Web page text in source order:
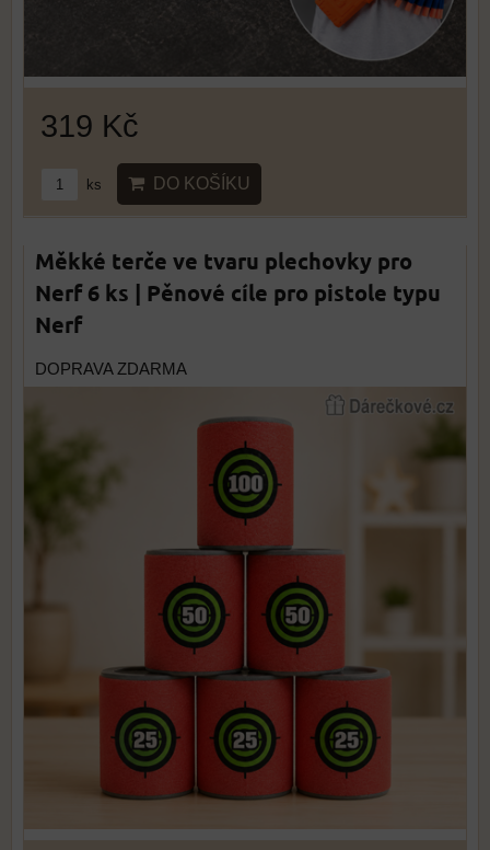
319 Kč
ks DO KOŠÍKU
Měkké terče ve tvaru plechovky pro
Nerf 6 ks | Pěnové cíle pro pistole typu
Nerf
DOPRAVA ZDARMA